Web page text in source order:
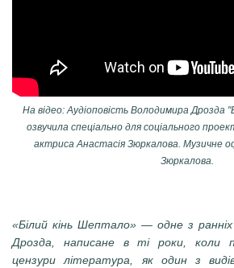
На відео: Аудіоповість Володимира Дрозда
озвучила спеціально для соціального
актриса Анастасія Зюркалова. Музичне
Зюркалова.
«Білий кінь Шептало» — одне з
Дрозда, написане в ті роки, коли
цензури література, як один з